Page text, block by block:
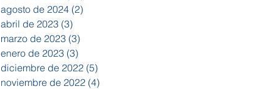
agosto de 2024 (2)
abril de 2023 (3)
marzo de 2023 (3)
enero de 2023 (3)
diciembre de 2022 (5)
noviembre de 2022 (4)